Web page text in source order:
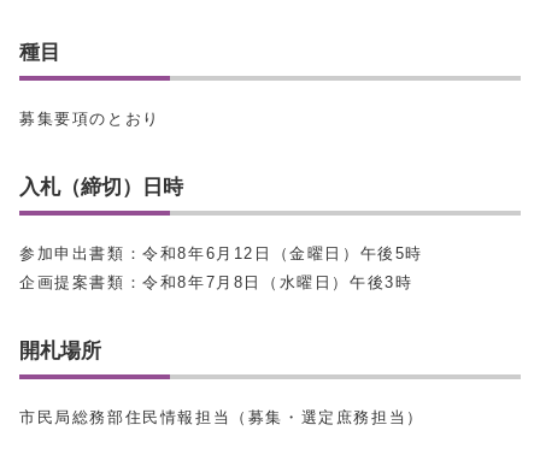
種目
募集要項のとおり
入札（締切）日時
参加申出書類：令和8年6月12日（金曜日）午後5時
企画提案書類：令和8年7月8日（水曜日）午後3時
開札場所
市民局総務部住民情報担当（募集・選定庶務担当）